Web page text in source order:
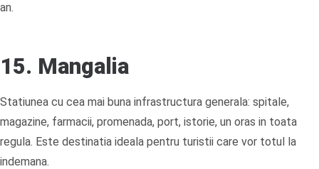
an.
15. Mangalia
Statiunea cu cea mai buna infrastructura generala: spitale,
magazine, farmacii, promenada, port, istorie, un oras in toata
regula. Este destinatia ideala pentru turistii care vor totul la
indemana.